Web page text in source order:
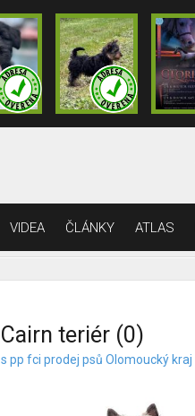
VIDEA ČLÁNKY ATLAS
Cairn teriér (0)
s pp fci prodej psů Olomoucký kraj